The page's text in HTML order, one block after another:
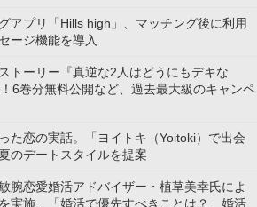
アプリ「Hills high」、マッチング後に利用
ージ機能を導入
トーリー『真逆な2人はどうにもデキな
6巻分無料公開など、過去最大級のキャンペ
た恋の実話。「ヨイトキ（Yoitoki）で出会
のデートスタイルを提案
腕恋愛婚活アドバイザー・植草美幸氏によ
実施、「婚活で優先すべきことは？」婚活